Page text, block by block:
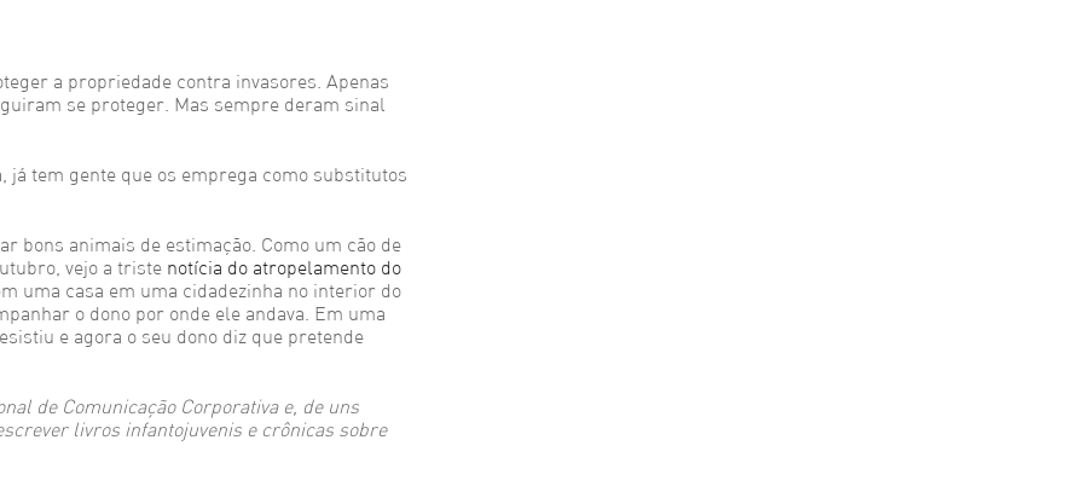
a propriedade contra invasores. Apenas
se proteger. Mas sempre deram sinal
já tem gente que os emprega como substitutos
bons animais de estimação. Como um cão de
vejo a triste notícia do atropelamento do
uma casa em uma cidadezinha no interior do
o dono por onde ele andava. Em uma
e agora o seu dono diz que pretende
de Comunicação Corporativa e, de uns
livros infantojuvenis e crônicas sobre